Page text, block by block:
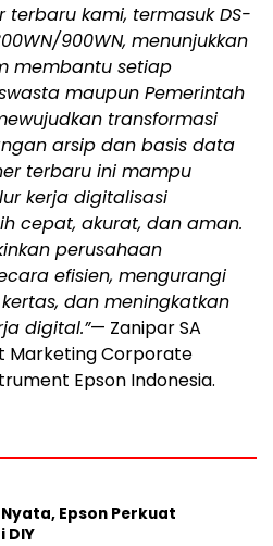
terbaru kami, termasuk DS-
900WN, menunjukkan
membantu setiap
maupun Pemerintah
transformasi
arsip dan basis data
terbaru ini mampu
kerja digitalisasi
cepat, akurat, dan aman.
perusahaan
efisien, mengurangi
dan meningkatkan
digital.”— Zanipar SA
Marketing Corporate
Epson Indonesia.
Epson Perkuat
DIY